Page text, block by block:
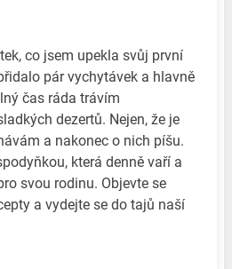
co jsem upekla svůj první
pár vychytávek a hlavně
čas ráda trávím
dezertů. Nejen, že je
a nakonec o nich píšu.
která denně vaří a
svou rodinu. Objevte se
a vydejte se do tajů naší